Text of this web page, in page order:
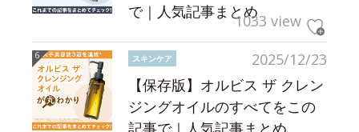
で｜人気記事まとめ1033 view
2025/12/23
スキンケア
【保存版】オルビス ザ クレン
ジングオイルのすべてをこの
記事で｜人気記事まとめ